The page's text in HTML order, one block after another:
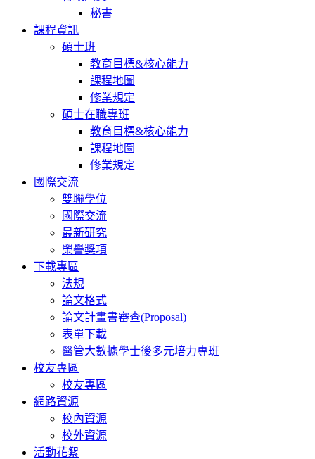
秘書
課程資訊
碩士班
教育目標&核心能力
課程地圖
修業規定
碩士在職專班
教育目標&核心能力
課程地圖
修業規定
國際交流
雙聯學位
國際交流
最新研究
榮譽獎項
下載專區
法規
論文格式
論文計畫書審查(Proposal)
表單下載
醫管大數據學士後多元培力專班
校友專區
校友專區
網路資源
校內資源
校外資源
活動花絮